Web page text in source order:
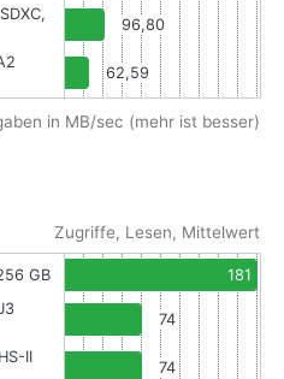
96,80
62,59
in MB/sec (mehr ist besser)
Zugriffe, Lesen, Mittelwert
GB
181
74
II
74